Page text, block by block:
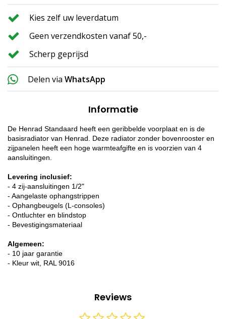
Kies zelf uw leverdatum
Geen verzendkosten vanaf 50,-
Scherp geprijsd
Delen via WhatsApp
Informatie
De Henrad Standaard heeft een geribbelde voorplaat en is de
basisradiator van Henrad. Deze radiator zonder bovenrooster en
zijpanelen heeft een hoge warmteafgifte en is voorzien van 4
aansluitingen.
Levering inclusief:
- 4 zij-aansluitingen 1/2"
- Aangelaste ophangstrippen
- Ophangbeugels (L-consoles)
- Ontluchter en blindstop
- Bevestigingsmateriaal
Algemeen:
- 10 jaar garantie
- Kleur wit, RAL 9016
Reviews